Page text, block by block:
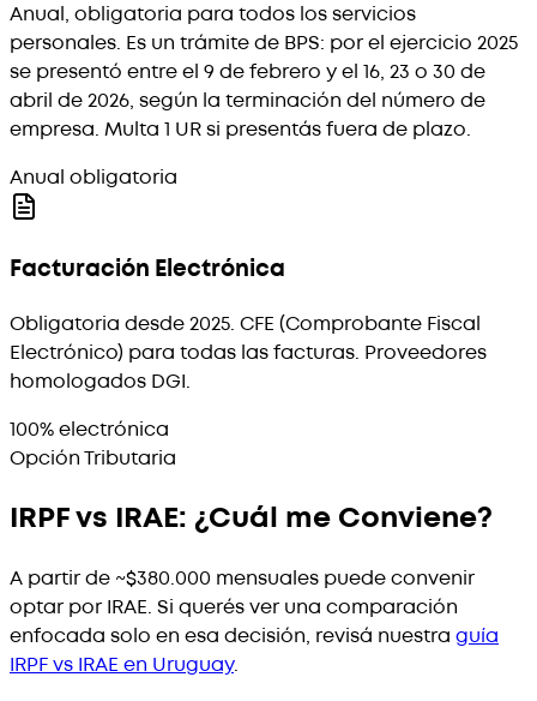
Anual, obligatoria para todos los servicios
personales. Es un trámite de BPS: por el ejercicio 2025
se presentó entre el 9 de febrero y el 16, 23 o 30 de
abril de 2026, según la terminación del número de
empresa. Multa 1 UR si presentás fuera de plazo.
Anual obligatoria
Facturación Electrónica
Obligatoria desde 2025. CFE (Comprobante Fiscal
Electrónico) para todas las facturas. Proveedores
homologados DGI.
100% electrónica
Opción Tributaria
IRPF vs IRAE: ¿Cuál me Conviene?
A partir de ~$380.000 mensuales puede convenir
optar por IRAE. Si querés ver una comparación
enfocada solo en esa decisión, revisá nuestra guía
IRPF vs IRAE en Uruguay.